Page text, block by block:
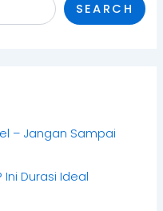
SEARCH
– Jangan Sampai
Durasi Ideal